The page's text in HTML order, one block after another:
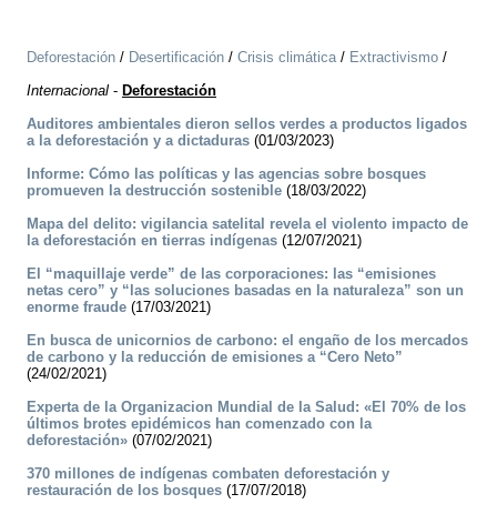
Deforestación / Desertificación / Crisis climática/ Extractivismo /
Internacional - Deforestación
Auditores ambientales dieron sellos verdes a productos ligados
a la deforestación y a dictaduras (01/03/2023)
Informe: Cómo las políticas y las agencias sobre bosques
promueven la destrucción sostenible (18/03/2022)
Mapa del delito: vigilancia satelital revela el violento impacto de
la deforestación en tierras indígenas (12/07/2021)
El “maquillaje verde” de las corporaciones: las “emisiones
netas cero” y “las soluciones basadas en la naturaleza” son un
enorme fraude (17/03/2021)
En busca de unicornios de carbono: el engaño de los mercados
de carbono y la reducción de emisiones a “Cero Neto”
(24/02/2021)
Experta de la Organizacion Mundial de la Salud: «El 70% de los
últimos brotes epidémicos han comenzado con la
deforestación» (07/02/2021)
370 millones de indígenas combaten deforestación y
restauración de los bosques (17/07/2018)